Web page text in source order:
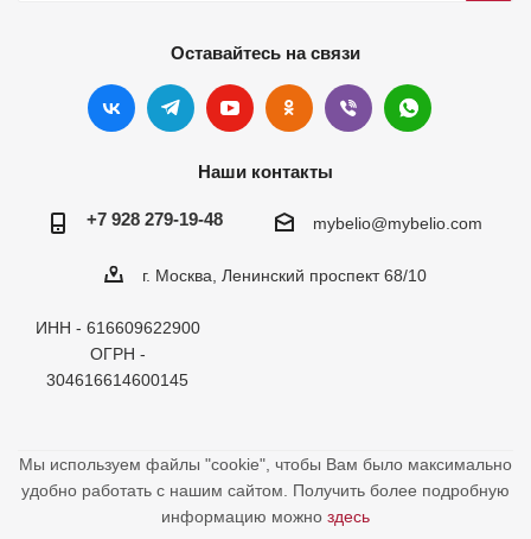
Оставайтесь на связи
Наши контакты
+7 928 279-19-48 mybelio@mybelio.com
г. Москва, Ленинский проспект 68/10
ИНН - 616609622900
ОГРН -
304616614600145
Мы используем файлы "cookie", чтобы Вам было максимально
удобно работать с нашим сайтом. Получить более подробную
информацию можно здесь